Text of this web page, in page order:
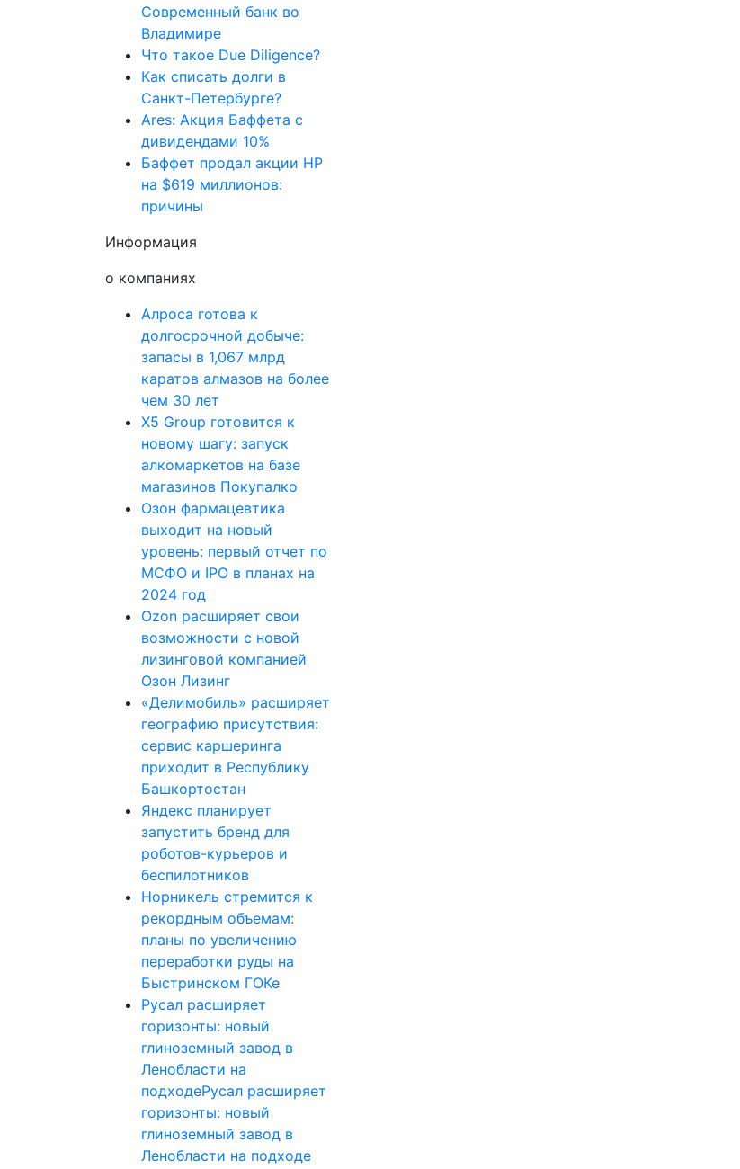
Современный банк во
Владимире
Что такое Due Diligence?
Как списать долги в
Санкт-Петербурге?
Ares: Акция Баффета с
дивидендами 10%
Баффет продал акции HP
на $619 миллионов:
причины
Информация
о компаниях
Алроса готова к
долгосрочной добыче:
запасы в 1,067 млрд
каратов алмазов на более
чем 30 лет
X5 Group готовится к
новому шагу: запуск
алкомаркетов на базе
магазинов Покупалко
Озон фармацевтика
выходит на новый
уровень: первый отчет по
МСФО и IPO в планах на
2024 год
Ozon расширяет свои
возможности с новой
лизинговой компанией
Озон Лизинг
«Делимобиль» расширяет
географию присутствия:
сервис каршеринга
приходит в Республику
Башкортостан
Яндекс планирует
запустить бренд для
роботов-курьеров и
беспилотников
Норникель стремится к
рекордным объемам:
планы по увеличению
переработки руды на
Быстринском ГОКе
Русал расширяет
горизонты: новый
глиноземный завод в
Ленобласти на
подходеРусал расширяет
горизонты: новый
глиноземный завод в
Ленобласти на подходе